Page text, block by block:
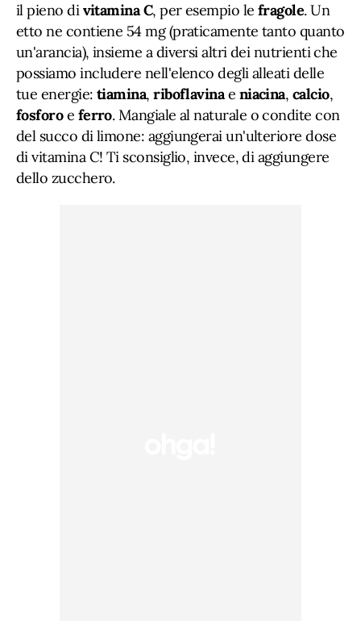
il pieno divitamina C, per esempio le fragole. Un
etto ne contiene 54 mg (praticamente tanto quanto
un'arancia), insieme a diversi altri dei nutrienti che
possiamo includere nell'elenco degli alleati delle
tue energie: tiamina,riboflavinae niacina, calcio,
fosforoe ferro. Mangiale al naturale o condite con
del succo di limone: aggiungerai un'ulteriore dose
di vitamina C! Ti sconsiglio, invece, di aggiungere
dello zucchero.